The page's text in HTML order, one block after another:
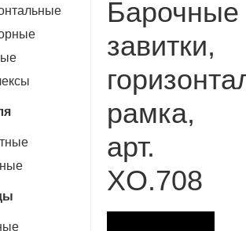
Барочные
завитки,
рамка,
арт.
XO.708